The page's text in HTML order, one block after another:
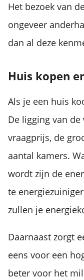
Het bezoek van
ongeveer
dan al deze
Huis kopen
Als je een huis
De ligging van
vraagprijs, de
aantal kamers.
wordt zijn de
te
zullen je
Daarnaast zorgt
eens voor een
beter voor het